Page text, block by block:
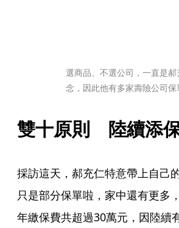
選商品、不選公司，一直是
念，因此他有多家壽險公司保
雙十原則　陸續添
採訪這天，郝充仁特意帶上自己
只是部分保單啦，家中還有更多
年繳保費共超過30萬元，因陸續